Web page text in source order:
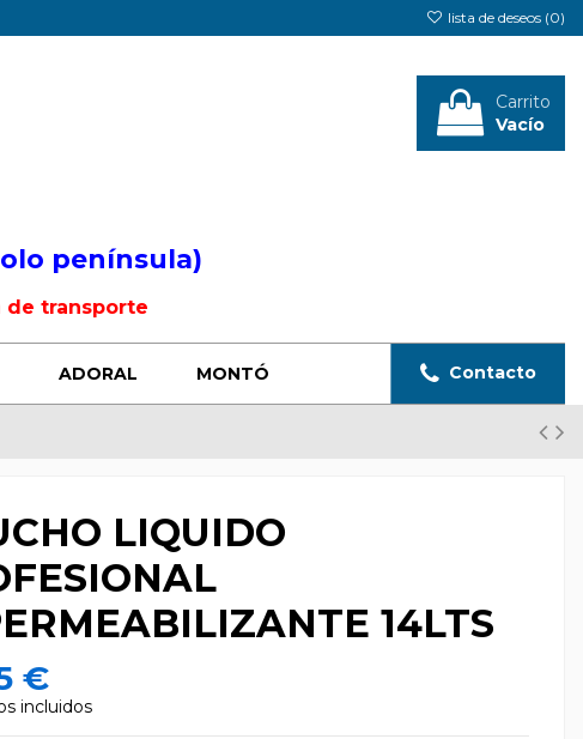
lista de deseos (0)
Carrito
Vacío
península)
de transporte
ADORAL MONTÓ Contacto
LIQUIDO
14LTS
€
incluidos